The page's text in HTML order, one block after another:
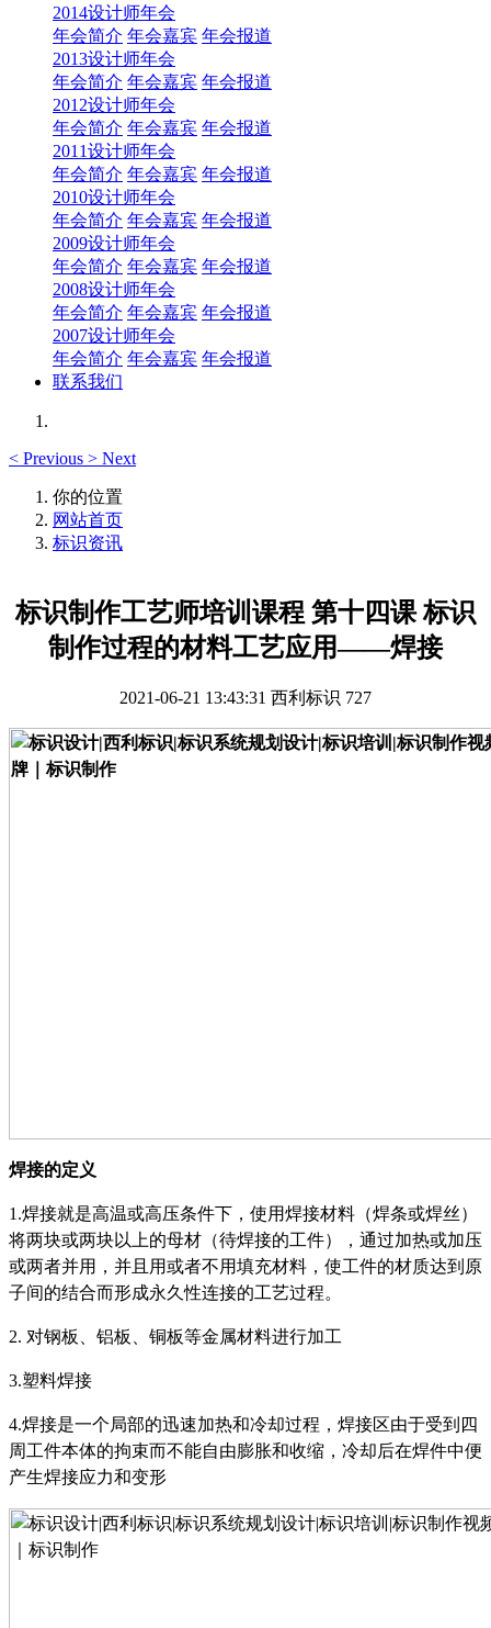
2014设计师年会
年会简介 年会嘉宾 年会报道
2013设计师年会
年会简介 年会嘉宾 年会报道
2012设计师年会
年会简介 年会嘉宾 年会报道
2011设计师年会
年会简介 年会嘉宾 年会报道
2010设计师年会
年会简介 年会嘉宾 年会报道
2009设计师年会
年会简介 年会嘉宾 年会报道
2008设计师年会
年会简介 年会嘉宾 年会报道
2007设计师年会
年会简介 年会嘉宾 年会报道
联系我们
< Previous > Next
你的位置
网站首页
标识资讯
标识制作工艺师培训课程 第十四课 标识
制作过程的材料工艺应用——焊接
2021-06-21 13:43:31 西利标识 727
焊接的定义
1.焊接就是高温或高压条件下，使用焊接材料（焊条或焊丝）
将两块或两块以上的母材（待焊接的工件），通过加热或加压
或两者并用，并且用或者不用填充材料，使工件的材质达到原
子间的结合而形成永久性连接的工艺过程。
2. 对钢板、铝板、铜板等金属材料进行加工
3.塑料焊接
4.焊接是一个局部的迅速加热和冷却过程，焊接区由于受到四
周工件本体的拘束而不能自由膨胀和收缩，冷却后在焊件中便
产生焊接应力和变形